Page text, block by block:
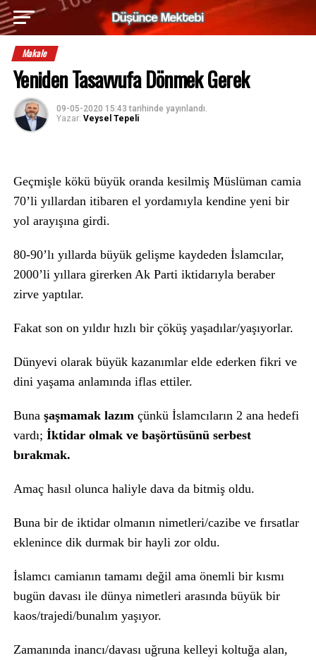
Makale
Yeniden Tasavvufa Dönmek Gerek
09-05-2020 15:43 tarihinde yayınlandı.
Yazar: Veysel Tepeli
Geçmişle kökü büyük oranda kesilmiş Müslüman camia
70’li yıllardan itibaren el yordamıyla kendine yeni bir
yol arayışına girdi.
80-90’lı yıllarda büyük gelişme kaydeden İslamcılar,
2000’li yıllara girerken Ak Parti iktidarıyla beraber
zirve yaptılar.
Fakat son on yıldır hızlı bir çöküş yaşadılar/yaşıyorlar.
Dünyevi olarak büyük kazanımlar elde ederken fikri ve
dini yaşama anlamında iflas ettiler.
Buna şaşmamak lazım çünkü İslamcıların 2 ana hedefi
vardı; İktidar olmak ve başörtüsünü serbest
bırakmak.
Amaç hasıl olunca haliyle dava da bitmiş oldu.
Buna bir de iktidar olmanın nimetleri/cazibe ve fırsatlar
eklenince dik durmak bir hayli zor oldu.
İslamcı camianın tamamı değil ama önemli bir kısmı
bugün davası ile dünya nimetleri arasında büyük bir
kaos/trajedi/bunalım yaşıyor.
Zamanında inancı/davası uğruna kelleyi koltuğa alan,